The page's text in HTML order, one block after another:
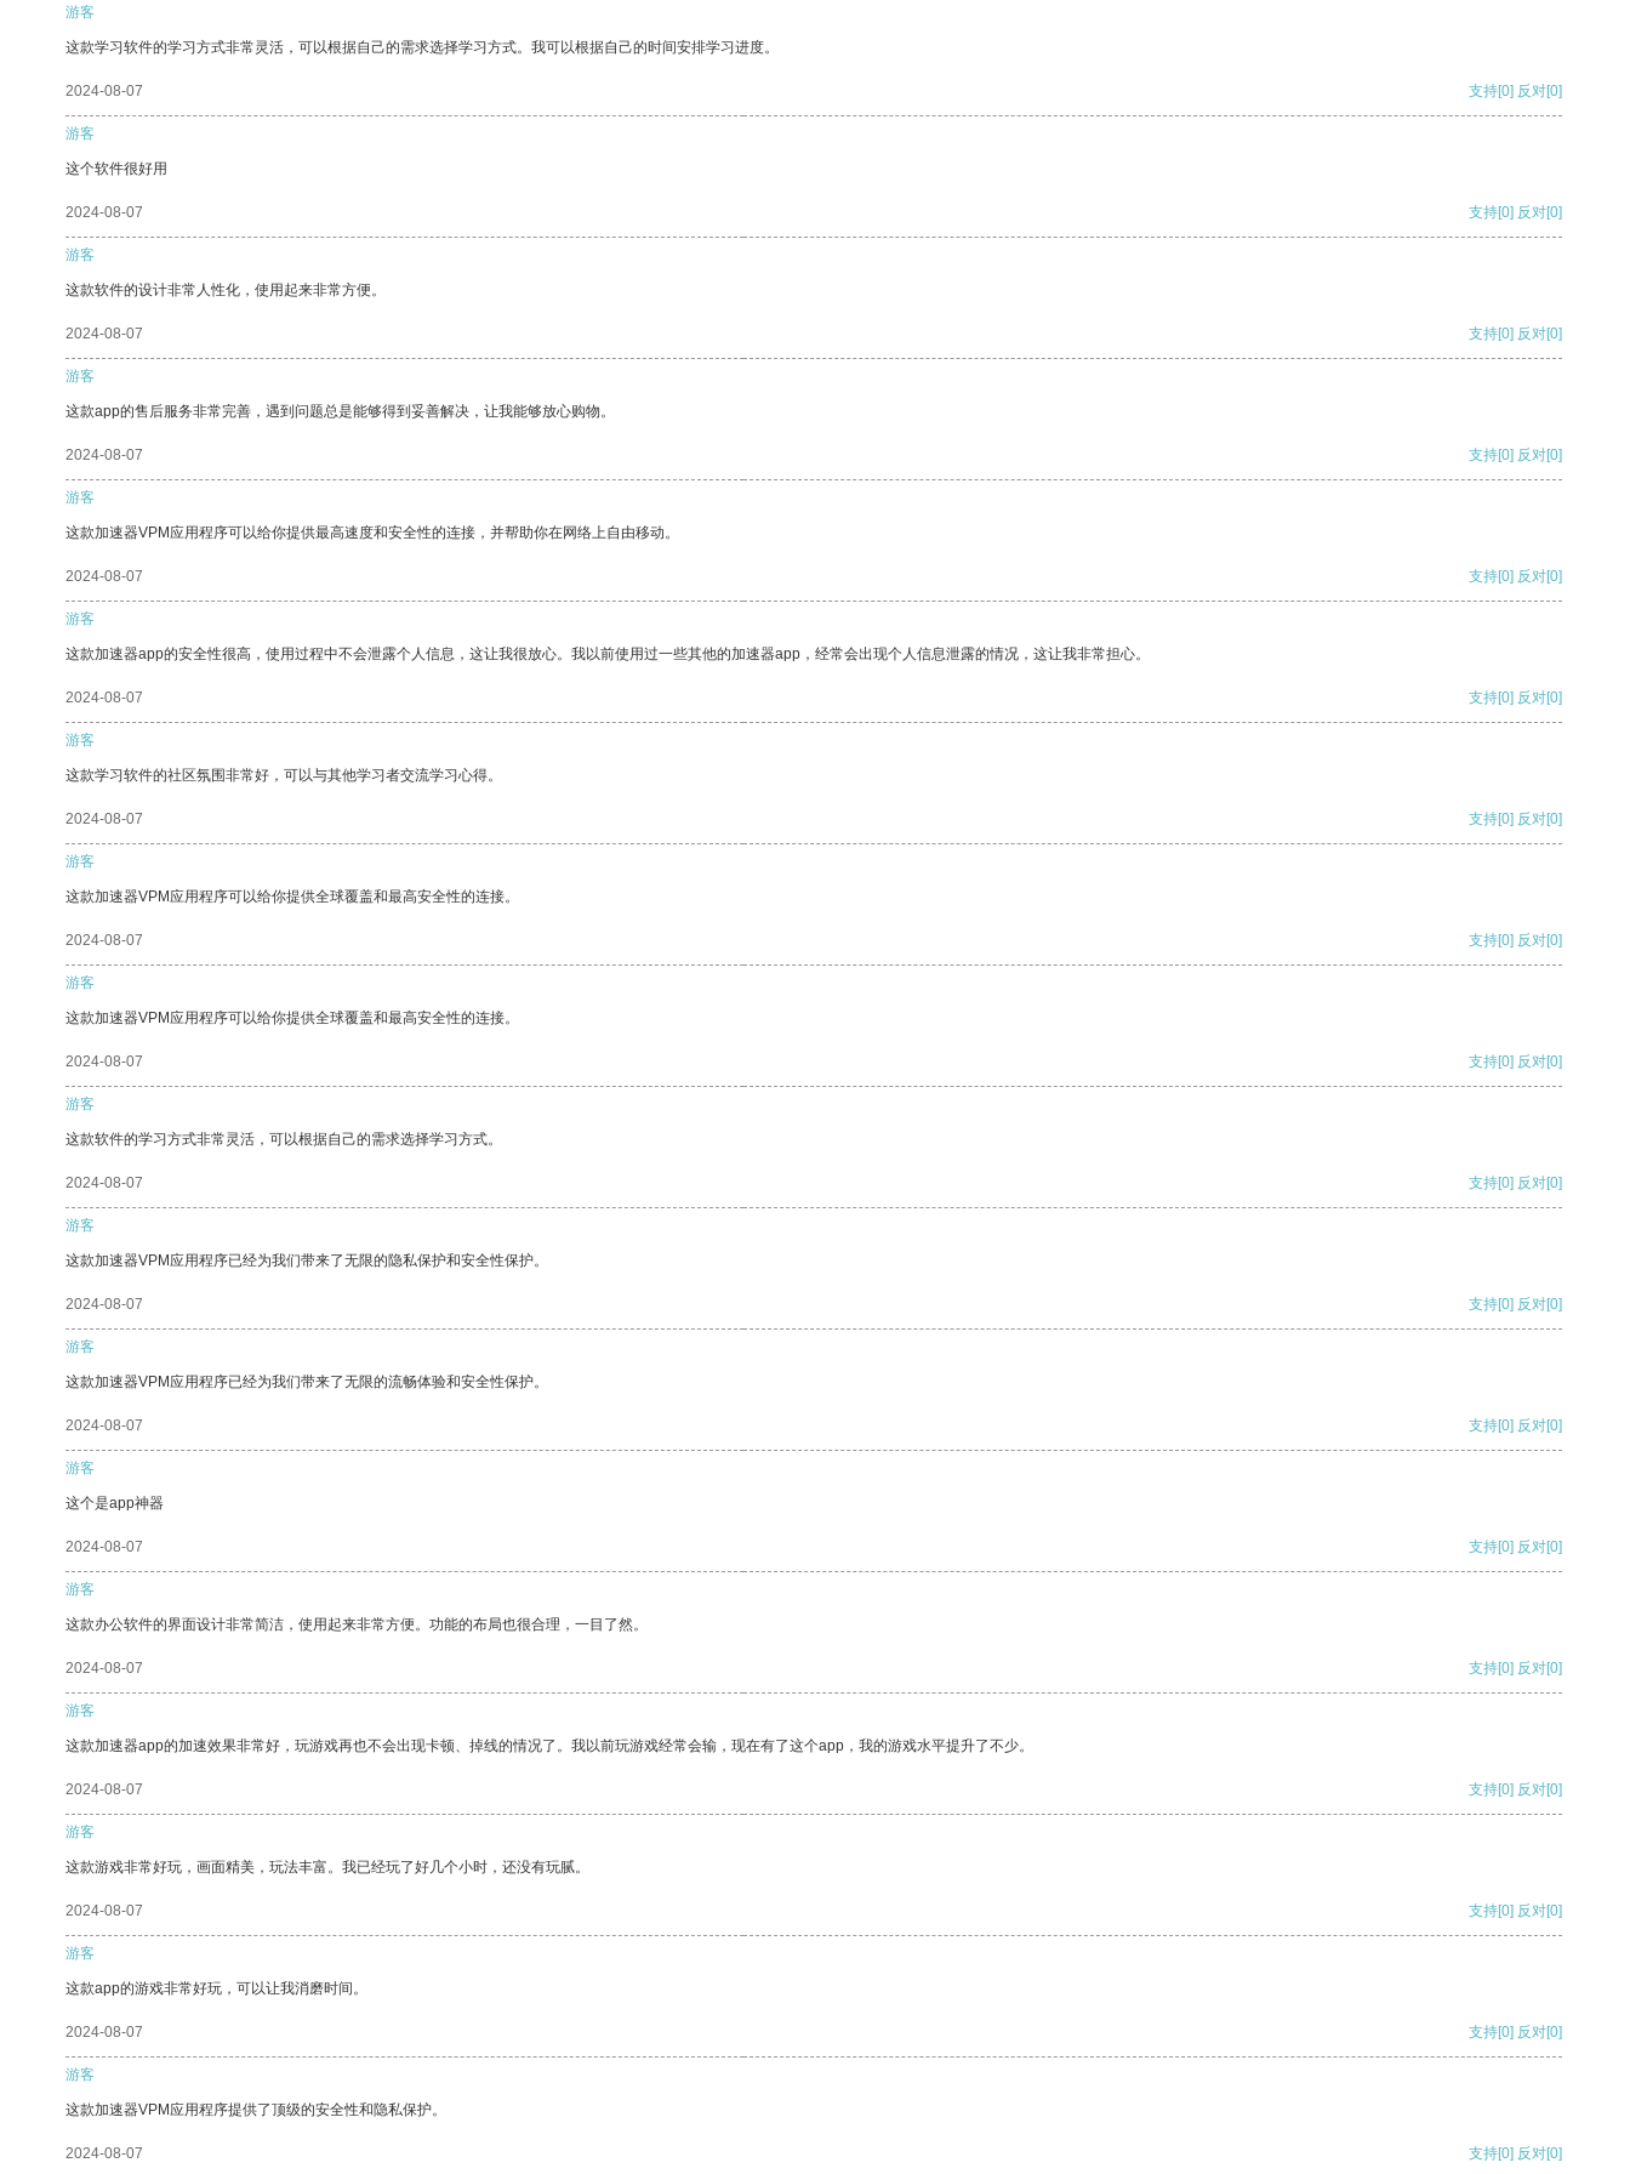
游客
这款学习软件的学习方式非常灵活，可以根据自己的需求选择学习方式。我可以根据自己的时间安排学习进度。
2024-08-07 支持[0] 反对[0]
游客
这个软件很好用
2024-08-07 支持[0] 反对[0]
游客
这款软件的设计非常人性化，使用起来非常方便。
2024-08-07 支持[0] 反对[0]
游客
这款app的售后服务非常完善，遇到问题总是能够得到妥善解决，让我能够放心购物。
2024-08-07 支持[0] 反对[0]
游客
这款加速器VPM应用程序可以给你提供最高速度和安全性的连接，并帮助你在网络上自由移动。
2024-08-07 支持[0] 反对[0]
游客
这款加速器app的安全性很高，使用过程中不会泄露个人信息，这让我很放心。我以前使用过一些其他的加速器app，经常会出现个人信息泄露的情况，这让我非常担心。
2024-08-07 支持[0] 反对[0]
游客
这款学习软件的社区氛围非常好，可以与其他学习者交流学习心得。
2024-08-07 支持[0] 反对[0]
游客
这款加速器VPM应用程序可以给你提供全球覆盖和最高安全性的连接。
2024-08-07 支持[0] 反对[0]
游客
这款加速器VPM应用程序可以给你提供全球覆盖和最高安全性的连接。
2024-08-07 支持[0] 反对[0]
游客
这款软件的学习方式非常灵活，可以根据自己的需求选择学习方式。
2024-08-07 支持[0] 反对[0]
游客
这款加速器VPM应用程序已经为我们带来了无限的隐私保护和安全性保护。
2024-08-07 支持[0] 反对[0]
游客
这款加速器VPM应用程序已经为我们带来了无限的流畅体验和安全性保护。
2024-08-07 支持[0] 反对[0]
游客
这个是app神器
2024-08-07 支持[0] 反对[0]
游客
这款办公软件的界面设计非常简洁，使用起来非常方便。功能的布局也很合理，一目了然。
2024-08-07 支持[0] 反对[0]
游客
这款加速器app的加速效果非常好，玩游戏再也不会出现卡顿、掉线的情况了。我以前玩游戏经常会输，现在有了这个app，我的游戏水平提升了不少。
2024-08-07 支持[0] 反对[0]
游客
这款游戏非常好玩，画面精美，玩法丰富。我已经玩了好几个小时，还没有玩腻。
2024-08-07 支持[0] 反对[0]
游客
这款app的游戏非常好玩，可以让我消磨时间。
2024-08-07 支持[0] 反对[0]
游客
这款加速器VPM应用程序提供了顶级的安全性和隐私保护。
2024-08-07 支持[0] 反对[0]